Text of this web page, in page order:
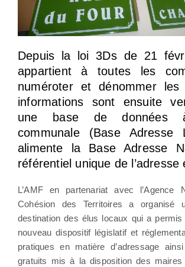
Depuis la loi 3Ds de 21
appartient à toutes les
numéroter et dénommer
informations sont ensuite
une base de données à
communale (Base Adresse
alimente la Base Adresse
référentiel unique de l’adresse
L’AMF en partenariat avec l’Agence
Cohésion des Territoires a organisé
destination des élus locaux qui a
nouveau dispositif législatif et
pratiques en matière d’adressage
gratuits mis à la disposition des maires